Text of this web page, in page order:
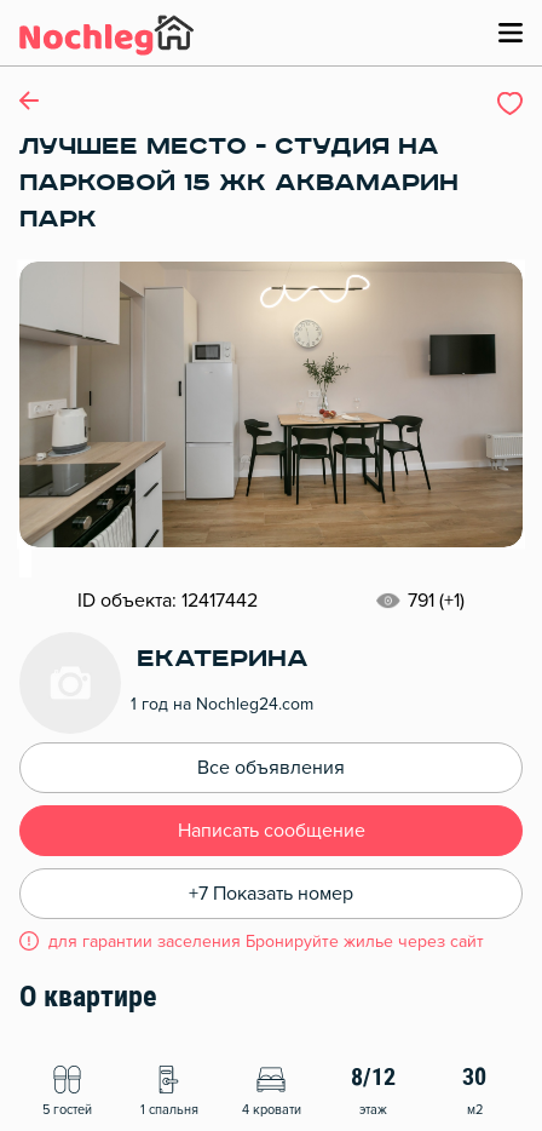
ЛУЧШЕЕ МЕСТО - СТУДИЯ НА
ПАРКОВОЙ 15 ЖК АКВАМАРИН
ПАРК
ID объекта: 12417442 791 (+1)
Екатерина
1 год на Nochleg24.com
Все объявления
Написать сообщение
+7 Показать номер
для гарантии заселения Бронируйте жилье через сайт
О квартире
5 гостей 1 спальня 4 кровати
8/12
этаж
30
м2